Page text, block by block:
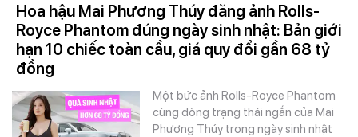
Hoa hậu Mai Phương Thúy đăng ảnh Rolls-
Royce Phantom đúng ngày sinh nhật: Bản giới
hạn 10 chiếc toàn cầu, giá quy đổi gần 68 tỷ
đồng
Một bức ảnh Rolls-Royce Phantom
cùng dòng trạng thái ngắn của Mai
Phương Thúy trong ngày sinh nhật